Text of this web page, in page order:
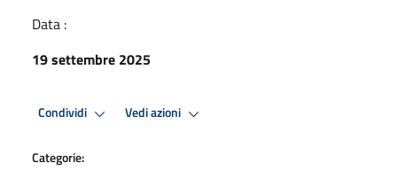
Data :
19 settembre 2025
Condividi Vedi azioni
Categorie: